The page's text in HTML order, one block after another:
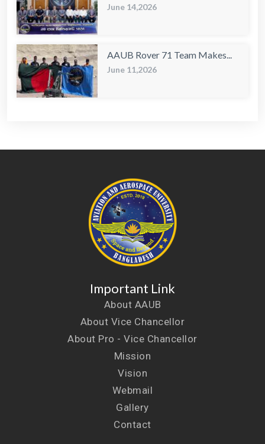
June 14,2026
AAUB Rover 71 Team Makes...
June 11,2026
Important Link
About AAUB
About Vice Chancellor
About Pro - Vice Chancellor
Mission
Vision
Webmail
Gallery
Contact